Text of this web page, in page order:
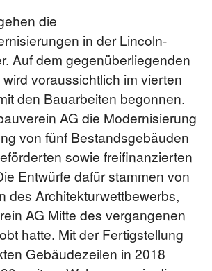
die
in der Lincoln-
Auf dem gegenüberliegenden
voraussichtlich im vierten
den Bauarbeiten begonnen.
AG die Modernisierung
von fünf Bestandsgebäuden
sowie freifinanzierten
Entwürfe dafür stammen von
des Architekturwett­bewerbs,
AG Mitte des vergangenen
hatte. Mit der Fertigstellung
Gebäudezeilen in 2018